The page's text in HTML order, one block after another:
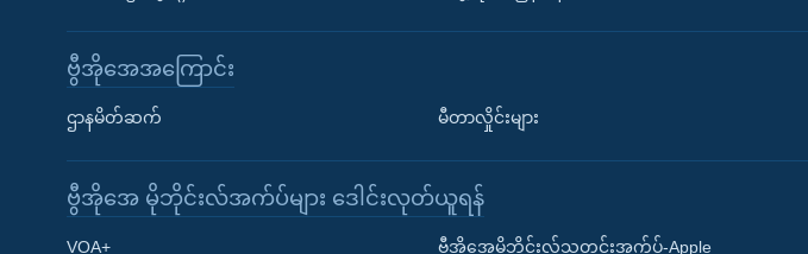
Learning English
ဗွီအိုအေအကြောင်း
ဌာနမိတ်ဆက် မီတာလှိုင်းများ
ဗွီအိုအေ မိုဘိုင်းလ်အက်ပ်များ ဒေါင်းလုတ်ယူရန်
VOA+ ဗွီအိုအေမိုဘိုင်းလ်သတင်းအက်ပ်-Apple